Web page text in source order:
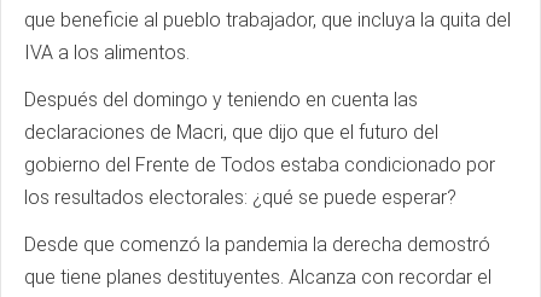
que beneficie al pueblo trabajador, que incluya la quita del
IVA a los alimentos.
Después del domingo y teniendo en cuenta las
declaraciones de Macri, que dijo que el futuro del
gobierno del Frente de Todos estaba condicionado por
los resultados electorales: ¿qué se puede esperar?
Desde que comenzó la pandemia la derecha demostró
que tiene planes destituyentes. Alcanza con recordar el